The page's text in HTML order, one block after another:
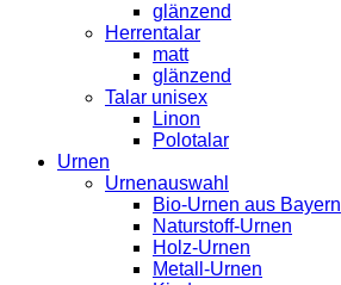
glänzend
Herrentalar
matt
glänzend
Talar unisex
Linon
Polotalar
Urnen
Urnenauswahl
Bio-Urnen aus Bayern
Naturstoff-Urnen
Holz-Urnen
Metall-Urnen